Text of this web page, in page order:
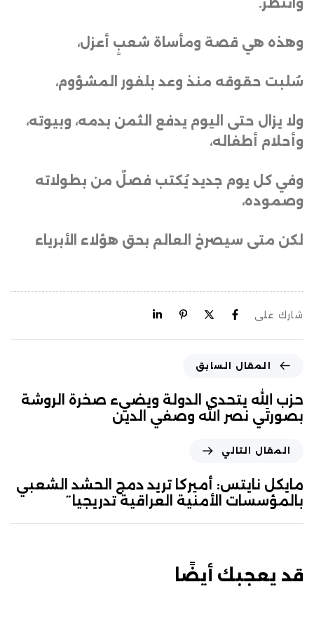
وانتظر.
وهذه هي قصة ومأساة شعبٍ أعزل،
سُلبت حقوقه منذ وعد بلفور المشؤوم،
ولا يزال حتى اليوم يدفع الثمن بدمه، وبيوته،
وأحلام أطفاله،
وفي كل يوم جديد يُكتب فصلٌ من بطولاته
وصموده،
لكن متى سيصرخ العالم بحق هؤلاء الأبرياء
شارك على
المقال السابق
حزب الله يتحدى الدولة ويضيء صخرة الروشة
بصورتَي نصر الله وصفي الدين
المقال التالي
مايكل نايتس: أميركا تريد دمج الحشد الشعبي
بالمؤسسات الأمنية العراقية تدريجيا˝
قد يعجبك أيضًا